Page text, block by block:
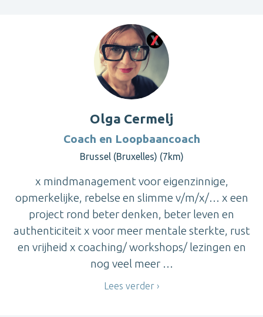
Olga Cermelj
Coach en Loopbaancoach
Brussel (Bruxelles) (7km)
x mindmanagement voor eigenzinnige,
opmerkelijke, rebelse en slimme v/m/x/… x een
project rond beter denken, beter leven en
authenticiteit x voor meer mentale sterkte, rust
en vrijheid x coaching/ workshops/ lezingen en
nog veel meer …
Lees verder